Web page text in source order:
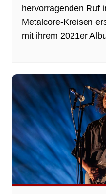
hervorragenden Ruf
Metalcore-Kreisen
mit ihrem 2021er